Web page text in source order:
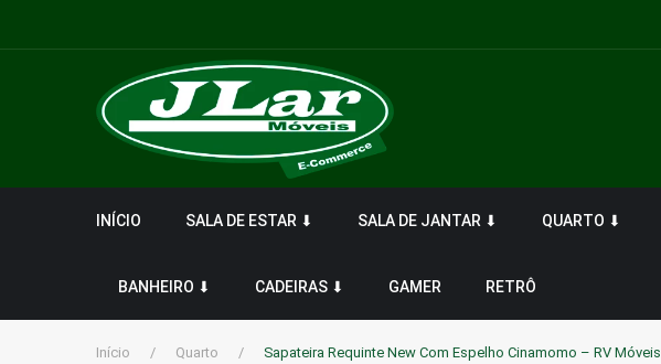
INÍCIO SALA DE ESTAR ⬇ SALA DE JANTAR ⬇ QUARTO ⬇
BANHEIRO ⬇ CADEIRAS ⬇ GAMER RETRÔ
Início / Quarto / Sapateira Requinte New Com Espelho Cinamomo – RV Móveis